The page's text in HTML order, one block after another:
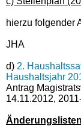
hierzu folgender
JHA
d) 2.
Haushaltsjahr
Antrag
14.11.2012,
Änderungslisten